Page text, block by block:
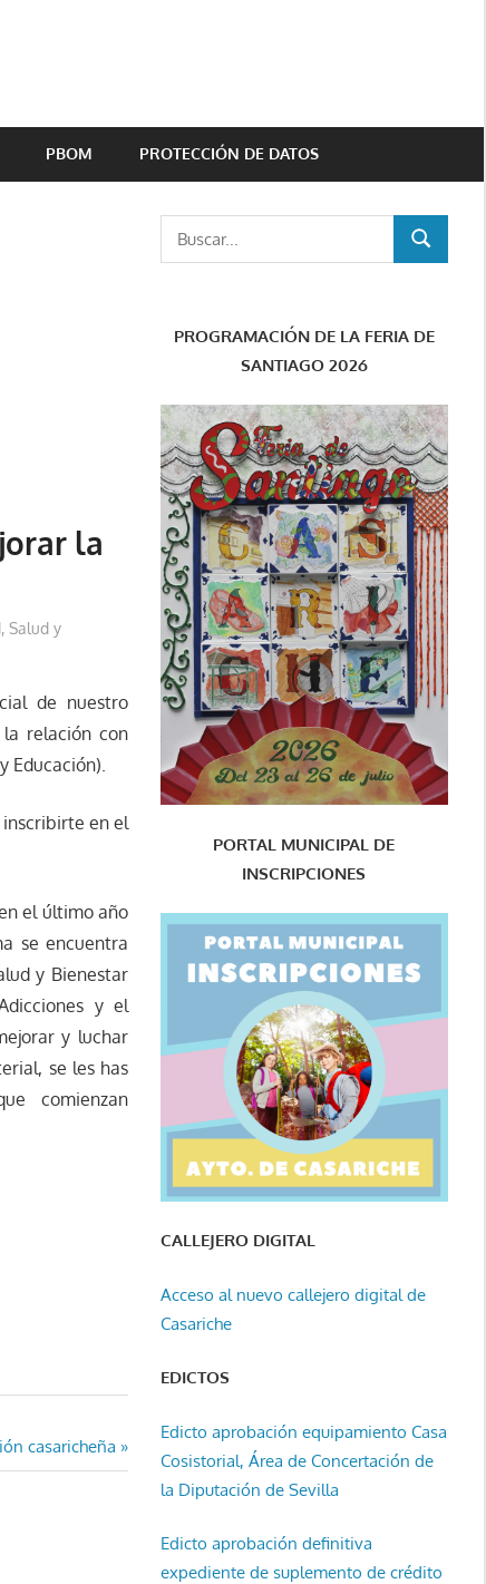
PBOM PROTECCIÓN DE DATOS
la
Salud y
de nuestro
relación con
Educación).
inscribirte en el
el último año
se encuentra
y Bienestar
y el
y luchar
se les has
comienzan
casaricheña
BUSCAR
PROGRAMACIÓN DE LA FERIA DE
SANTIAGO 2026
PORTAL MUNICIPAL DE
INSCRIPCIONES
CALLEJERO DIGITAL
Acceso al nuevo callejero digital de
Casariche
EDICTOS
Edicto aprobación equipamiento Casa
Cosistorial, Área de Concertación de
la Diputación de Sevilla
Edicto aprobación definitiva
expediente de suplemento de crédito